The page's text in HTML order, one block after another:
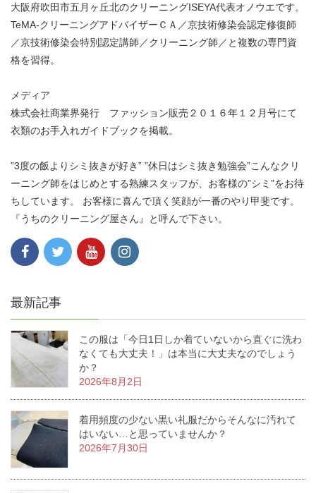
大阪府吹田市五月ヶ丘北のクリーニングISEYA代表オノウエです。
TeMA-クリーニングアドバイザーＣＡ／京技術修染会認定修復師
／京技術修染会特別認定講師／クリーニング師／と複数の専門資
格を習得。
メディア
株式会社商業界発行 ファッション販売２０１６年１２月号にて
衣類のお手入れガイドブックを掲載。
”3度の飯よりシミ抜きが好き” ”休日はシミ抜き勉強会”こんなクリ
ーニング師をはじめとする熟練スタッフが、お客様の”シミ”をお待
ちしています。 お客様に喜んで頂く笑顔が一番のやり甲斐です。
『うちのクリーニング屋さん』と呼んで下さい。
最新記事
この服は「今日1日しか着ていないから直ぐに洗わ
なくても大丈夫！」は本当に大丈夫なのでしょう
か？
2026年8月2日
着用頻度の少ない黒い礼服だからそんなに汚れて
はいない…と思っていませんか？
2026年7月30日